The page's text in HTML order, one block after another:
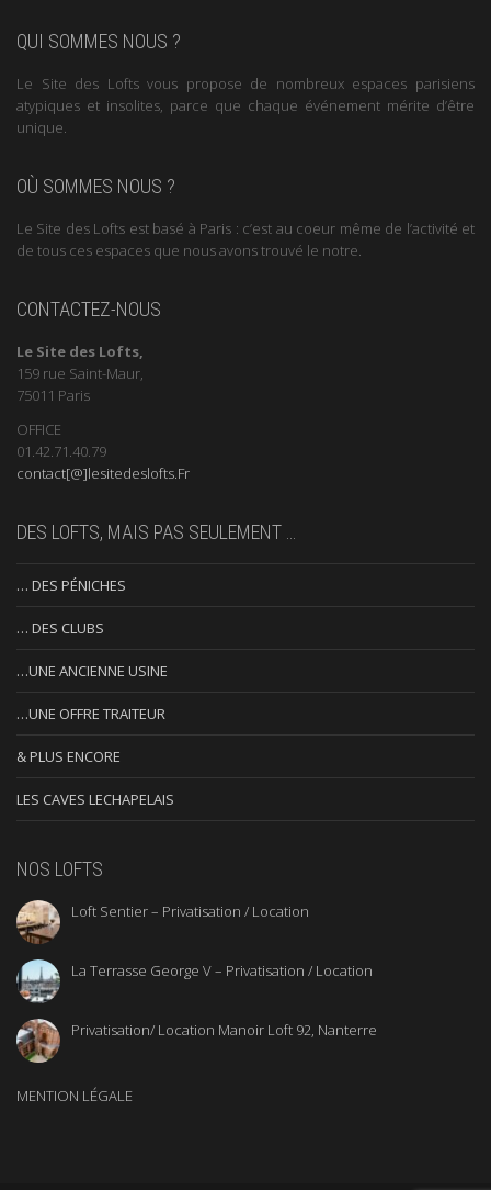
QUI SOMMES NOUS ?
Le Site des Lofts vous propose de nombreux espaces parisiens
atypiques et insolites, parce que chaque événement mérite d’être
unique.
OÙ SOMMES NOUS ?
Le Site des Lofts est basé à Paris : c’est au coeur même de l’activité et
de tous ces espaces que nous avons trouvé le notre.
CONTACTEZ-NOUS
Le Site des Lofts,
159 rue Saint-Maur,
75011 Paris
OFFICE
01.42.71.40.79
contact[@]lesitedeslofts.Fr
DES LOFTS, MAIS PAS SEULEMENT …
… DES PÉNICHES
… DES CLUBS
…UNE ANCIENNE USINE
…UNE OFFRE TRAITEUR
& PLUS ENCORE
LES CAVES LECHAPELAIS
NOS LOFTS
Loft Sentier – Privatisation / Location
La Terrasse George V – Privatisation / Location
Privatisation/ Location Manoir Loft 92, Nanterre
MENTION LÉGALE